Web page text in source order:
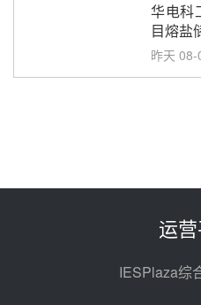
华电科
目熔盐
昨天
光热示
热发电
运
IESPlaza综